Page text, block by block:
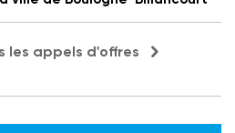
les appels d'offres